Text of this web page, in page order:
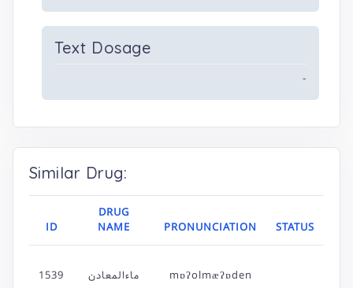
Text Dosage
-
Similar Drug:
ID
DRUG
NAME
PRONUNCIATION STATUS
1539 ماءالمعادن mɒʔolmæʔɒden